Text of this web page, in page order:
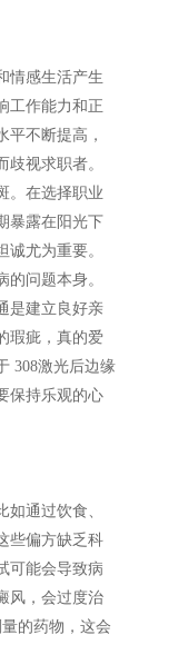
情感生活产生
工作能力和正
平不断提高，
视求职者。
。在选择职业
暴露在阳光下
尤为重要。
问题本身。
是建立良好亲
瑕疵，真的爱
308激光后边缘
保持乐观的心
如通过饮食、
些偏方缺乏科
可能会导致病
风，会过度治
的药物，这会